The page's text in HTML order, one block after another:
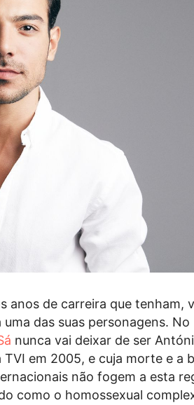
anos de carreira que tenham,
das suas personagens. No
nunca vai deixar de ser
TVI em 2005, e cuja morte e a
não fogem a esta
como o homossexual